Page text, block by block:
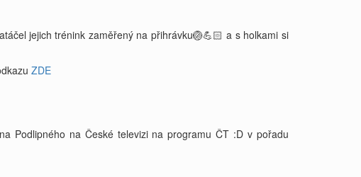
jejich trénink zaměřený na přihrávku🏐💪🏻 a s holkami si
ZDE
Podlipného na České televizi na programu ČT :D v pořadu